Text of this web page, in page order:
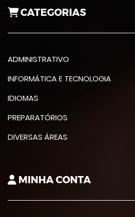
CATEGORIAS
ADMINISTRATIVO
INFORMÁTICA E TECNOLOGIA
IDIOMAS
PREPARATÓRIOS
DIVERSAS ÁREAS
MINHA CONTA